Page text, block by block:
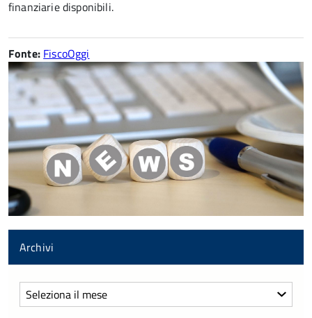
finanziarie disponibili.
Fonte: FiscoOggi
Archivi
Archivi